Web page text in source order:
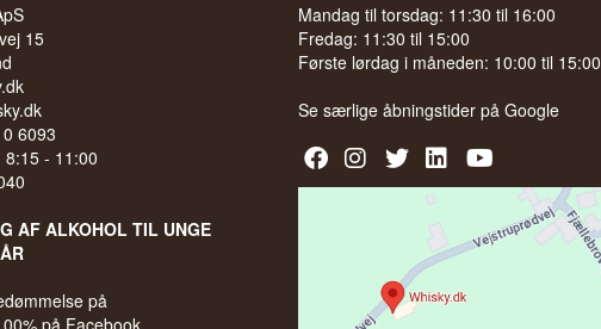
15
6093
8:15 - 11:00
AF ALKOHOL TIL UNGE
på
på Facebook
Mandag til torsdag: 11:30 til 16:00
Fredag: 11:30 til 15:00
Første lørdag i måneden: 10:00 til 15:00
Se særlige åbningstider på Google